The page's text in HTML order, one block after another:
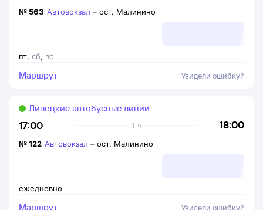
пт, сб, вс
№ 563 Автовокзал – ост. Малинино
Маршрут Увидели ошибку?
17:00 18:00
1 ч
Липецкие автобусные линии
ежедневно
№122 Автовокзал – ост. Малинино
Маршрут Увидели ошибку?